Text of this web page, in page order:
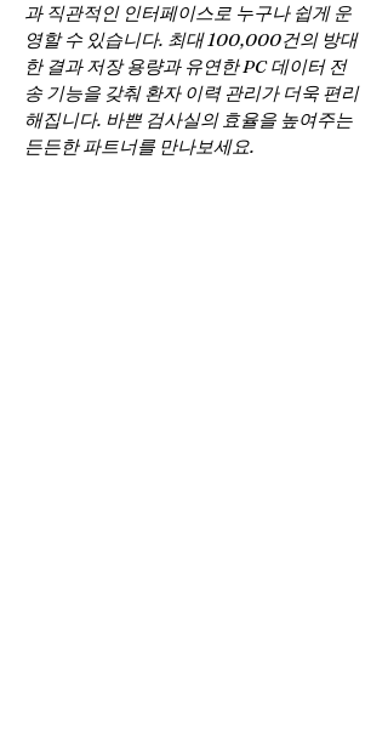
과 직관적인 인터페이스로 누구나 쉽게 운
영할 수 있습니다. 최대 100,000건의 방대
한 결과 저장 용량과 유연한 PC 데이터 전
송 기능을 갖춰 환자 이력 관리가 더욱 편리
해집니다. 바쁜 검사실의 효율을 높여주는
든든한 파트너를 만나보세요.